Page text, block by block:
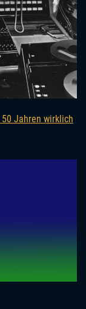
Jahren wirklich